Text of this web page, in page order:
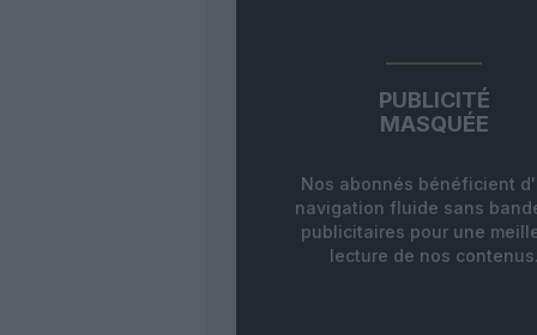
PUBLICITÉ
MASQUÉE
Nos abonnés bénéficient
navigation fluide sans
publicitaires pour une
lecture de nos contenus.